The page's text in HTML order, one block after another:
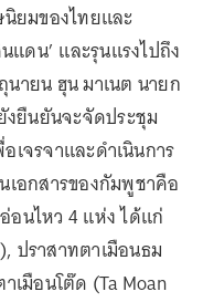
ยมของไทยและ
ดน’ และรุนแรงไปถึง
นายน ฮุน มาเนต นายก
ยืนยันจะจัดประชุม
จรจาและดำเนินการ
อกสารของกัมพูชาคือ
นไหว 4 แห่ง ได้แก่
ปราสาทตาเมือนธม
เมือนโต๊ด (Ta Moan